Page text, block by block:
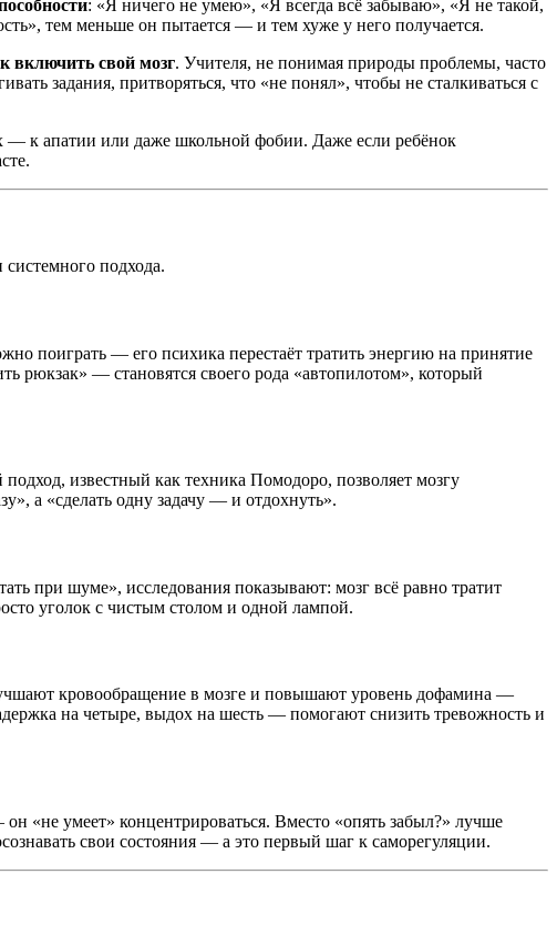
: «Я ничего не умею», «Я всегда всё забываю», «Я не такой,
тем меньше он пытается — и тем хуже у него получается.
включить свой мозг. Учителя, не понимая природы проблемы, часто
задания, притворяться, что «не понял», чтобы не сталкиваться с
— к апатии или даже школьной фобии. Даже если ребёнок
подхода.
поиграть — его психика перестаёт тратить энергию на принятие
— становятся своего рода «автопилотом», который
известный как техника Помодоро, позволяет мозгу
а «сделать одну задачу — и отдохнуть».
при шуме», исследования показывают: мозг всё равно тратит
уголок с чистым столом и одной лампой.
кровообращение в мозге и повышают уровень дофамина —
на четыре, выдох на шесть — помогают снизить тревожность и
«не умеет» концентрироваться. Вместо «опять забыл?» лучше
свои состояния — а это первый шаг к саморегуляции.